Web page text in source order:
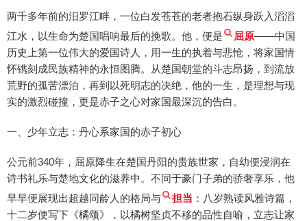
两千多年前的汨罗江畔，一位白发苍苍的老者抱石纵身跃入滔滔
江水，以生命为楚国唱响最后的挽歌。他，便是
屈原——中国
历史上第一位伟大的爱国诗人，用一生的执着与悲怆，将家国情
怀镌刻成民族精神的永恒图腾。从楚国朝堂的斗志昂扬，到流放
荒野的孤苦漂泊，再到以死明志的决绝，他的一生，是理想与现
实的激烈碰撞，更是赤子之心对家国最深沉的告白。
一、少年立志：丹心系家国的赤子初心
公元前340年，屈原降生在楚国丹阳的贵族世家，自幼便浸润在
诗书礼乐与楚地文化的滋养中。不同于豪门子弟的骄奢享乐，他
早早便展现出超越同龄人的格局与
担当 ：八岁熟读风雅诗篇，
十二岁便写下《橘颂》，以橘树坚贞不移的品性自喻，立志让家